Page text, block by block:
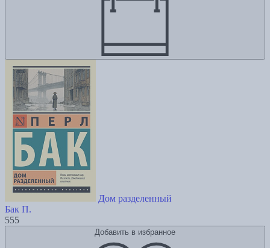
Дом разделенный
Бак П.
555
Добавить в избранное